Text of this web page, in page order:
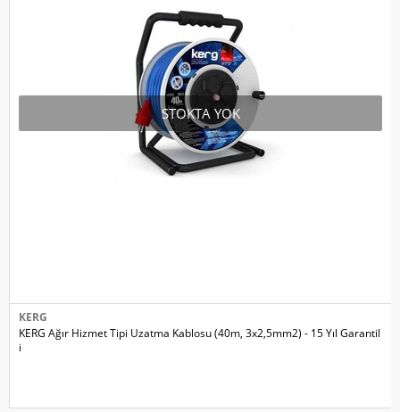
STOKTA YOK
KERG
KERG Ağır Hizmet Tipi Uzatma Kablosu (40m, 3x2,5mm2) - 15 Yıl Garantil
i